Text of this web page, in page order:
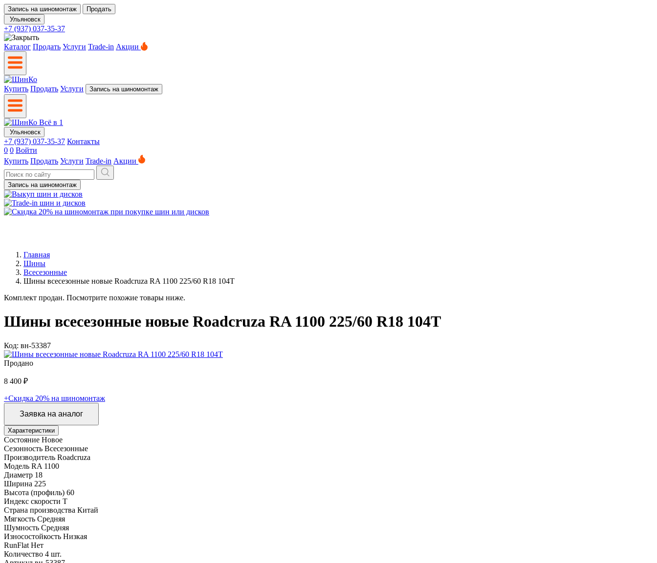
Запись на шиномонтаж
Продать
Ульяновск
+7 (937) 037-35-37
Каталог Продать Услуги Trade-in Акции
Купить Продать Услуги Запись на шиномонтаж
Ульяновск
+7 (937) 037-35-37 Контакты
0 0 Войти
Купить Продать Услуги Trade-in Акции
Запись на шиномонтаж
Главная
Шины
Всесезонные
Шины всесезонные новые Roadcruza RA 1100 225/60 R18 104T
Комплект продан. Посмотрите похожие товары ниже.
Шины всесезонные новые Roadcruza RA 1100 225/60 R18 104T
Код: вн-53387
Продано
8 400 ₽
+Скидка 20% на шиномонтаж
Заявка на аналог
Характеристики
Состояние Новое
Сезонность Всесезонные
Производитель Roadcruza
Модель RA 1100
Диаметр 18
Ширина 225
Высота (профиль) 60
Индекс скорости T
Страна производства Китай
Мягкость Средняя
Шумность Средняя
Износостойкость Низкая
RunFlat Нет
Количество 4 шт.